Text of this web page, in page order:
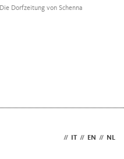
Die Dorfzeitung von Schenna
// IT // EN // NL